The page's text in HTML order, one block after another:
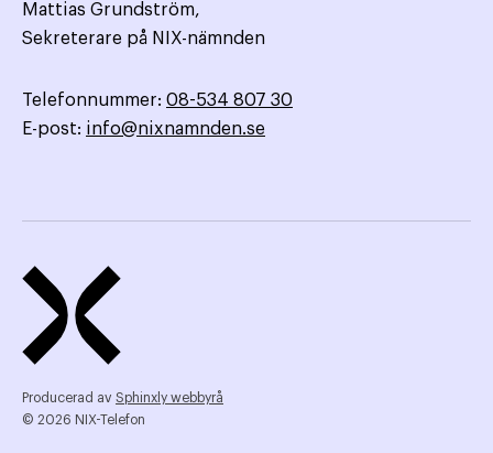
Mattias Grundström,
Sekreterare på NIX-nämnden
Telefonnummer: 08-534 807 30
E-post: info@nixnamnden.se
Producerad av Sphinxly webbyrå
© 2026 NIX-Telefon